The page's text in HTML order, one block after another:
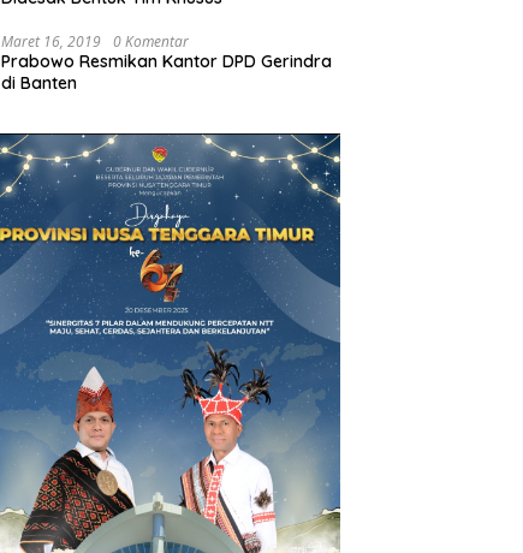
Maret 16, 2019 0 Komentar
Prabowo Resmikan Kantor DPD Gerindra
di Banten